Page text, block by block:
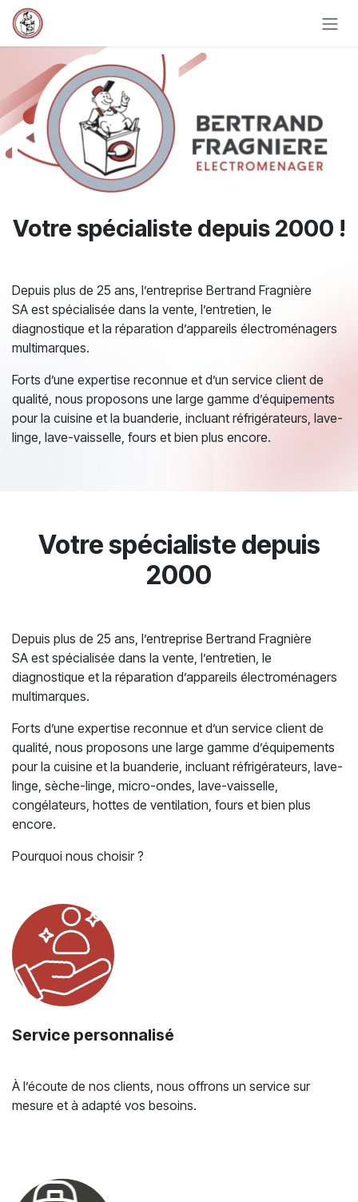
Se rendre au contenu
Votre spécialiste depuis 2000 !
Depuis plus de 25 ans, l’entreprise Bertrand Fragnière
SA est spécialisée dans la vente, l’entretien, le
diagnostique et la réparation d’appareils électroménagers
multimarques.
Forts d’une expertise reconnue et d’un service client de
qualité, nous proposons une large gamme d’équipements
pour la cuisine et la buanderie, incluant réfrigérateurs, lave-
linge, lave-vaisselle, fours et bien plus encore.
Votre spécialiste depuis
2000
Depuis plus de 25 ans, l’entreprise Bertrand Fragnière
SA est spécialisée dans la vente, l’entretien, le
diagnostique et la réparation d’appareils électroménagers
multimarques.
Forts d’une expertise reconnue et d’un service client de
qualité, nous proposons une large gamme d’équipements
pour la cuisine et la buanderie, incluant réfrigérateurs, lave-
linge, sèche-linge, micro-ondes, lave-vaisselle,
congélateurs, hottes de ventilation, fours et bien plus
encore.
Pourquoi nous choisir ?
Service personnalisé
À l’écoute de nos clients, nous offrons un service sur
mesure et à adapté vos besoins.